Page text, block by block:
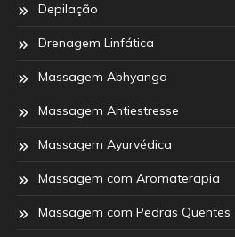
Depilação
Drenagem Linfática
Massagem Abhyanga
Massagem Antiestresse
Massagem Ayurvédica
Massagem com Aromaterapia
Massagem com Pedras Quentes